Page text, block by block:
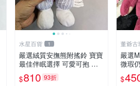
水星百貨 1
嚴選絨質安撫熊附搖鈴 寶寶
最佳伴眠選擇 可愛可抱 絨
毛玩具 安撫熊 嬰兒用
$810 93折
董爺古
嚴選
微瑕
$